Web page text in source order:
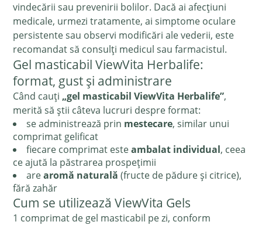
vindecării sau prevenirii bolilor. Dacă ai afecțiuni
medicale, urmezi tratamente, ai simptome oculare
persistente sau observi modificări ale vederii, este
recomandat să consulți medicul sau farmacistul.
Gel masticabil ViewVita Herbalife:
format, gust și administrare
Când cauți „gel masticabil ViewVita Herbalife”,
merită să știi câteva lucruri despre format:
se administrează prin mestecare, similar unui
comprimat gelificat
fiecare comprimat esteambalat individual, ceea
ce ajută la păstrarea prospețimii
arearomă naturală (fructe de pădure și citrice),
fără zahăr
Cum se utilizează ViewVita Gels
1 comprimat de gel masticabil pe zi, conform